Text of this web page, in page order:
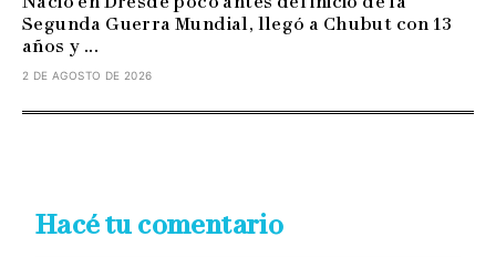
Segunda Guerra Mundial, llegó a Chubut con 13
años y ...
2 DE AGOSTO DE 2026
Hacé tu comentario